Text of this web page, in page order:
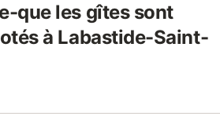
que les gîtes sont
à Labastide-Saint-